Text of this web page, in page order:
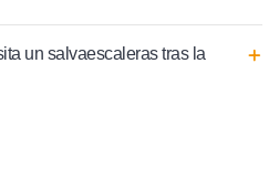
un salvaescaleras tras la